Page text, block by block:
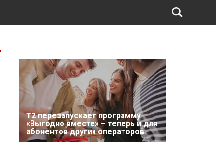
Т2 перезапускает программу
«Выгодно вместе» – теперь и для
абонентов других операторов